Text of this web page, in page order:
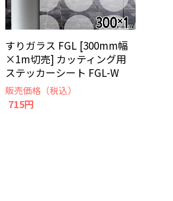
すりガラス FGL [300mm幅
×1m切売] カッティング用
ステッカーシート FGL-W
販売価格（税込）
715円